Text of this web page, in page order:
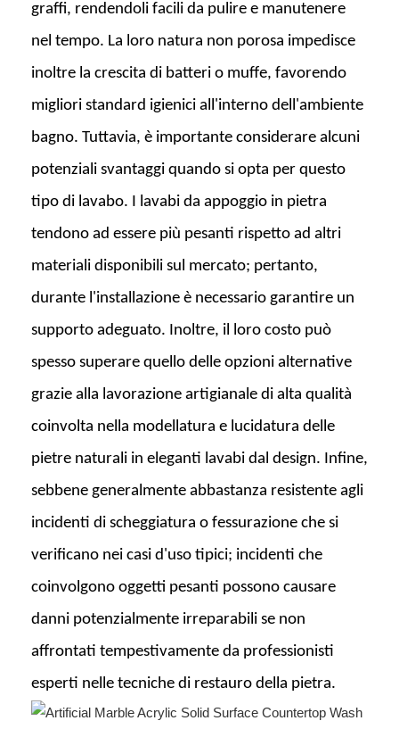
graffi, rendendoli facili da pulire e manutenere
nel tempo. La loro natura non porosa impedisce
inoltre la crescita di batteri o muffe, favorendo
migliori standard igienici all'interno dell'ambiente
bagno. Tuttavia, è importante considerare alcuni
potenziali svantaggi quando si opta per questo
tipo di lavabo. I lavabi da appoggio in pietra
tendono ad essere più pesanti rispetto ad altri
materiali disponibili sul mercato; pertanto,
durante l'installazione è necessario garantire un
supporto adeguato. Inoltre, il loro costo può
spesso superare quello delle opzioni alternative
grazie alla lavorazione artigianale di alta qualità
coinvolta nella modellatura e lucidatura delle
pietre naturali in eleganti lavabi dal design. Infine,
sebbene generalmente abbastanza resistente agli
incidenti di scheggiatura o fessurazione che si
verificano nei casi d'uso tipici; incidenti che
coinvolgono oggetti pesanti possono causare
danni potenzialmente irreparabili se non
affrontati tempestivamente da professionisti
esperti nelle tecniche di restauro della pietra.